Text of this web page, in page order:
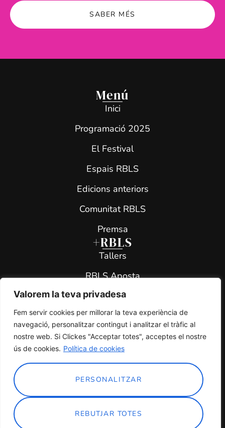
Valorem la teva privadesa
Fem servir cookies per millorar la teva experiència de
navegació, personalitzar contingut i analitzar el tràfic al
nostre web. Si Clickes "Acceptar totes", acceptes el nostre
ús de cookies. Política de cookies
PERSONALITZAR
REBUTJAR TOTES
SABER MÉS
Menú
Inici
Programació 2025
El Festival
Espais RBLS
Edicions anteriors
Comunitat RBLS
Premsa
+RBLS
Tallers
RBLS Aposta
RBLS All Star
RBLS Teen Project
Contacte
info@rbls.cat
premsa: ruben@barc.coop
© RBLS 2026
Política de privacitat